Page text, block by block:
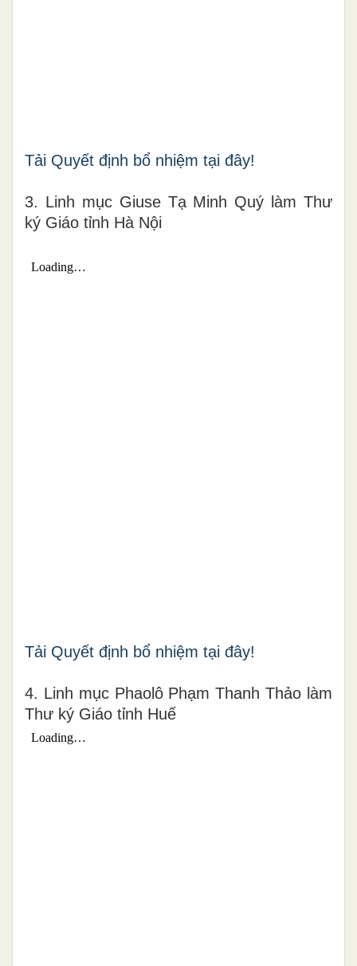
Tải Quyết định bổ nhiệm tại đây!
3. Linh mục Giuse Tạ Minh Quý làm Thư
ký Giáo tỉnh Hà Nội
Tải Quyết định bổ nhiệm tại đây!
4. Linh mục Phaolô Phạm Thanh Thảo làm
Thư ký Giáo tỉnh Huế